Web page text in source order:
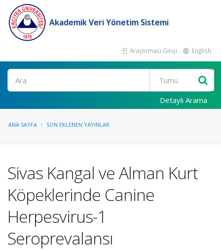
Akademik Veri Yönetim Sistemi
Araştırmacı Girişi English
Ara
Detaylı Arama
ANA SAYFA SON EKLENEN YAYINLAR
Sivas Kangal ve Alman Kurt
Köpeklerinde Canine
Herpesvirus-1
Seroprevalansı